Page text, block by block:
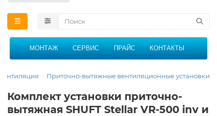
МОНТАЖ СЕРВИС ПРАЙС КОНТАКТЫ
Приточно-вытяжные вентиляционные установки
Комплект установки приточно-
вытяжная SHUFT Stellar VR-500 inv и